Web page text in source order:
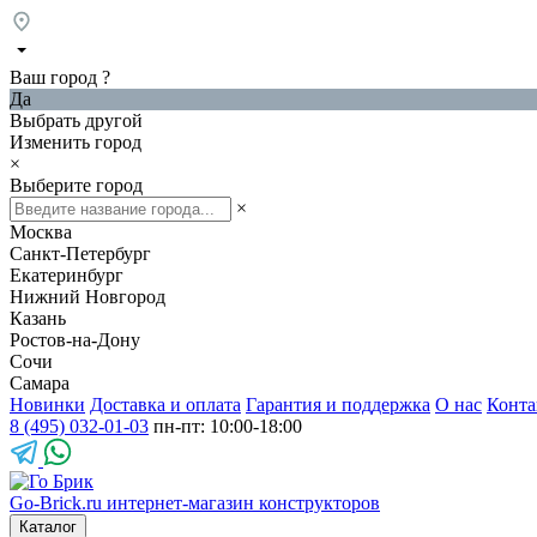
Ваш город ?
Да
Выбрать другой
Изменить город
×
Выберите город
×
Москва
Санкт-Петербург
Екатеринбург
Нижний Новгород
Казань
Ростов-на-Дону
Сочи
Самара
Новинки Доставка и оплата Гарантия и поддержка О нас
8 (495) 032-01-03 пн-пт: 10:00-18:00
Go-Brick.ru интернет-магазин конструкторов
Каталог